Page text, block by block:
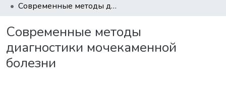
Современные методы диагностики мочекаменной болезни
Современные методы
диагностики мочекаменной
болезни